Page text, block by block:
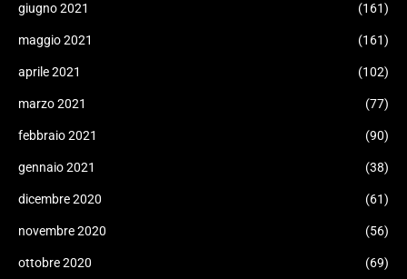
giugno 2021 (161)
maggio 2021 (161)
aprile 2021 (102)
marzo 2021 (77)
febbraio 2021 (90)
gennaio 2021 (38)
dicembre 2020 (61)
novembre 2020 (56)
ottobre 2020 (69)